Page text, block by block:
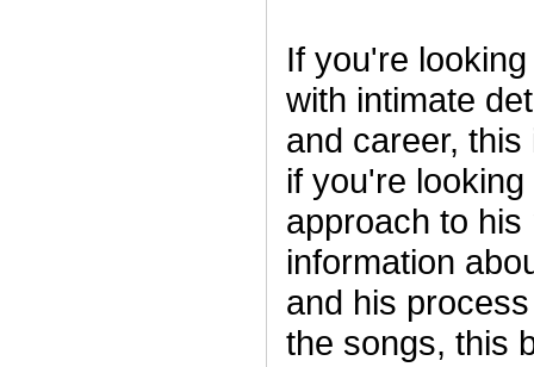
If you're
with intimate
and career,
if you're
approach to
information
and his
the songs, this